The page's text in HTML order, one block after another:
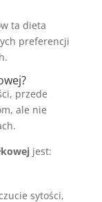
ta dieta
preferencji
przede
ale nie
jest:
sytości,